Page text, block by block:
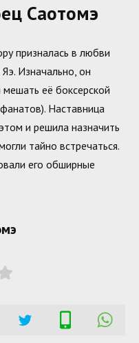
Саотомэ
призналась в любви
Изначально, он
её боксерской
Наставница
и решила назначить
тайно встречаться.
его обширные